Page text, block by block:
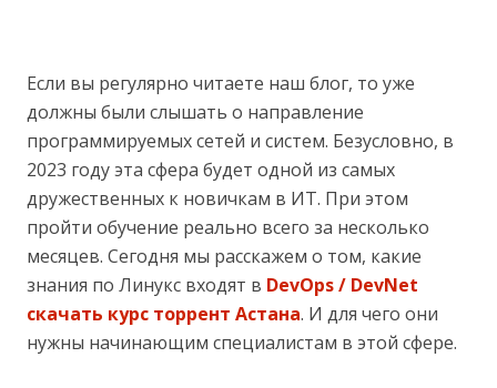
Если вы регулярно читаете наш блог, то уже
должны были слышать о направление
программируемых сетей и систем. Безусловно, в
2023 году эта сфера будет одной из самых
дружественных к новичкам в ИТ. При этом
пройти обучение реально всего за несколько
месяцев. Сегодня мы расскажем о том, какие
знания по Линукс входят в DevOps / DevNet
скачать курс торрент Астана. И для чего они
нужны начинающим специалистам в этой сфере.